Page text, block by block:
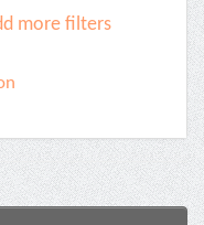
more filters